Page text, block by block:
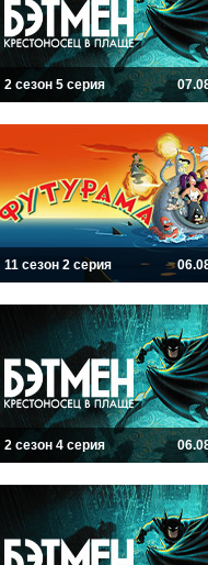
2 сезон 5 серия
11 сезон 2 серия
2 сезон 4 серия